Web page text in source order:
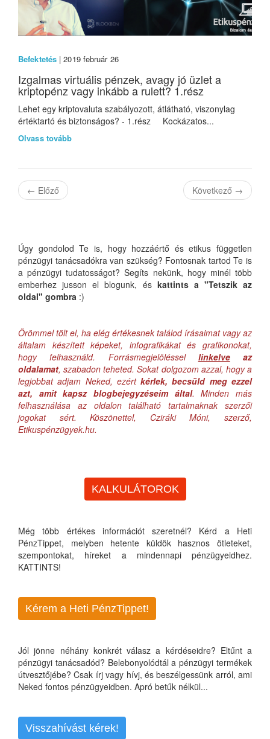
Befektetés | 2019 február 26
Izgalmas virtuális pénzek, avagy jó üzlet a
kriptopénz vagy inkább a rulett? 1.rész
Lehet egy kriptovaluta szabályozott, átlátható, viszonylag
értéktartó és biztonságos? - 1.rész Kockázatos...
Olvass tovább
← Előző Következő →
Úgy gondolod Te is, hogy hozzáértő és etikus független
pénzügyi tanácsadókra van szükség? Fontosnak tartod Te is
a pénzügyi tudatosságot? Segíts nekünk, hogy minél több
emberhez jusson el blogunk, és kattints a "Tetszik az
oldal" gombra :)
Örömmel tölt el, ha elég értékesnek találod írásaimat vagy az
általam készített képeket, infografikákat és grafikonokat,
hogy felhasználd. Forrásmegjelöléssel linkelveaz
oldalamat, szabadon teheted. Sokat dolgozom azzal, hogy a
legjobbat adjam Neked, ezértkérlek, becsüld meg ezzel
azt, amit kapsz blogbejegyzéseim által. Minden más
felhasználása az oldalon található tartalmaknak szerzői
jogokat sért. Köszönettel, Cziráki Móni, szerző,
Etikuspénzügyek.hu.
KALKULÁTOROK
Még több értékes információt szeretnél? Kérd a Heti
PénzTippet, melyben hetente küldök hasznos ötleteket,
szempontokat, híreket a mindennapi pénzügyeidhez.
KATTINTS!
Kérem a Heti PénzTippet!
Jól jönne néhány konkrét válasz a kérdéseidre? Eltűnt a
pénzügyi tanácsadód? Belebonyolódtál a pénzügyi termékek
útvesztőjébe? Csak írj vagy hívj, és beszélgessünk arról, ami
Neked fontos pénzügyeidben. Apró betűk nélkül...
Visszahívást kérek!